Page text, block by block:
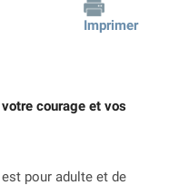
Imprimer
courage et vos
est pour adulte et de